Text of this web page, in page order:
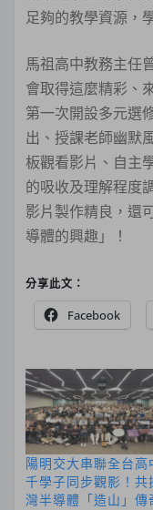
足夠的教學資源，
馬祖高中教務主任
會取得這麼精彩、
第一次開設多元選
出、授課老師幽默
板觀看影片、自主
的吸收及理解程度
影片製作精良，還
導體的興趣」！
分享此文：
Facebook
陽明交大串聯全台高
千學子同步觀影！共
灣半導體「造山」傳